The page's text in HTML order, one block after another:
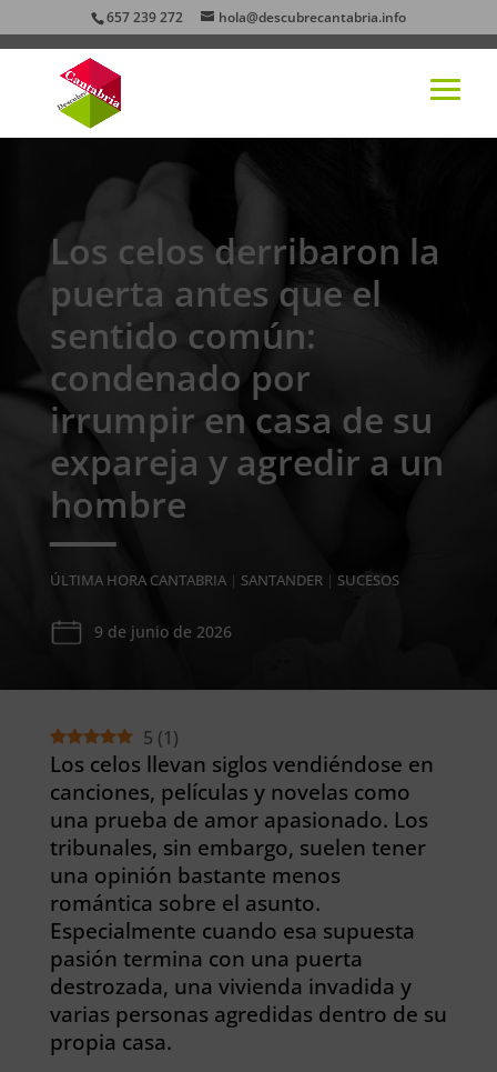
657 239 272 hola@descubrecantabria.info
Los celos derribaron la
puerta antes que el
sentido común:
condenado por
irrumpir en casa de su
expareja y agredir a un
hombre
ÚLTIMA HORA CANTABRIA| SANTANDER| SUCESOS
9 de junio de 2026
5 (1)
Los celos llevan siglos vendiéndose en
canciones, películas y novelas como
una prueba de amor apasionado. Los
tribunales, sin embargo, suelen tener
una opinión bastante menos
romántica sobre el asunto.
Especialmente cuando esa supuesta
pasión termina con una puerta
destrozada, una vivienda invadida y
varias personas agredidas dentro de su
propia casa.